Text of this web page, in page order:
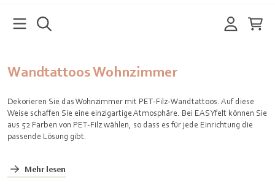
Wandtattoos Wohnzimmer
Dekorieren Sie das Wohnzimmer mit PET-Filz-Wandtattoos. Auf diese
Weise schaffen Sie eine einzigartige Atmosphäre. Bei EASYfelt können Sie
aus 52 Farben von PET-Filz wählen, so dass es für jede Einrichtung die
passende Lösung gibt.
Mehr lesen